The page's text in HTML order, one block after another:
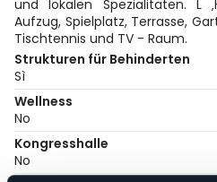
und lokalen Spezialitäten. L
Aufzug, Spielplatz, Terrasse,
Tischtennis und TV - Raum.
Strukturen für Behinderten
Sì
Wellness
No
Kongresshalle
No